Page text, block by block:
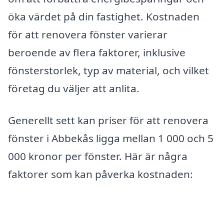
öka värdet på din fastighet. Kostnaden
för att renovera fönster varierar
beroende av flera faktorer, inklusive
fönsterstorlek, typ av material, och vilket
företag du väljer att anlita.
Generellt sett kan priser för att renovera
fönster i Abbekås ligga mellan 1 000 och 5
000 kronor per fönster. Här är några
faktorer som kan påverka kostnaden: